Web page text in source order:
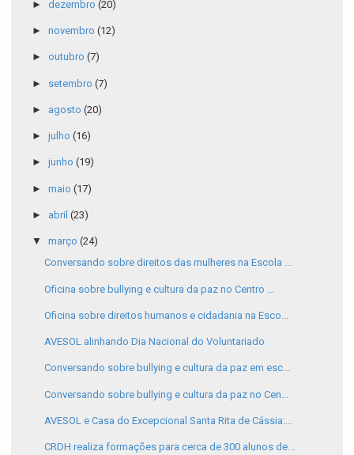
► dezembro (20)
► novembro (12)
► outubro (7)
► setembro (7)
► agosto (20)
► julho (16)
► junho (19)
► maio (17)
► abril (23)
▼ março (24)
Conversando sobre direitos das mulheres na Escola ...
Oficina sobre bullying e cultura da paz no Centro ...
Oficina sobre direitos humanos e cidadania na Esco...
AVESOL alinhando Dia Nacional do Voluntariado
Conversando sobre bullying e cultura da paz em esc...
Conversando sobre bullying e cultura da paz no Cen...
AVESOL e Casa do Excepcional Santa Rita de Cássia:...
CRDH realiza formações para cerca de 300 alunos de...